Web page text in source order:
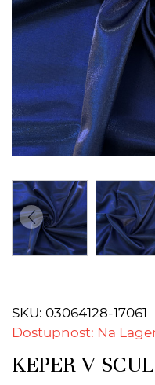
SKU: 03064128-17061
Dostupnost: Na
KEPER V